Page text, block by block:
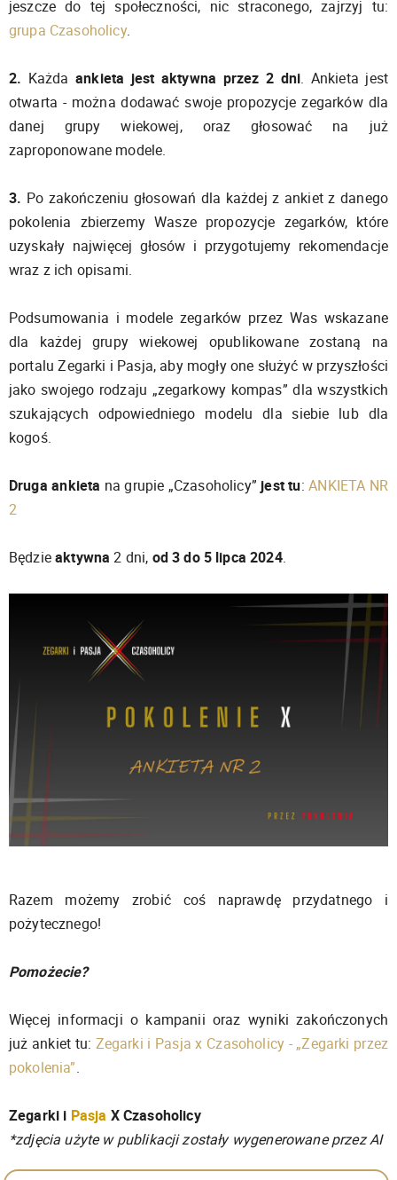
jeszcze do tej społeczności, nic straconego, zajrzyj tu:
grupa Czasoholicy.
2. Każdaankieta jest aktywna przez 2 dni. Ankieta jest
otwarta - można dodawać swoje propozycje zegarków dla
danej grupy wiekowej, oraz głosować na już
zaproponowane modele.
3. Po zakończeniu głosowań dla każdej z ankiet z danego
pokolenia zbierzemy Wasze propozycje zegarków, które
uzyskały najwięcej głosów i przygotujemy rekomendacje
wraz z ich opisami.
Podsumowania i modele zegarków przez Was wskazane
dla każdej grupy wiekowej opublikowane zostaną na
portalu Zegarki i Pasja, aby mogły one służyć w przyszłości
jako swojego rodzaju „zegarkowy kompas” dla wszystkich
szukających odpowiedniego modelu dla siebie lub dla
kogoś.
Druga ankieta na grupie „Czasoholicy” jest tu:ANKIETA NR
2
Będzieaktywna 2 dni, od 3 do 5 lipca 2024.
Razem możemy zrobić coś naprawdę przydatnego i
pożytecznego!
Pomożecie?
Więcej informacji o kampanii oraz wyniki zakończonych
już ankiet tu: Zegarki i Pasja x Czasoholicy - „Zegarki przez
pokolenia”.
Zegarki i Pasja X Czasoholicy
*zdjęcia użyte w publikacji zostały wygenerowane przez AI